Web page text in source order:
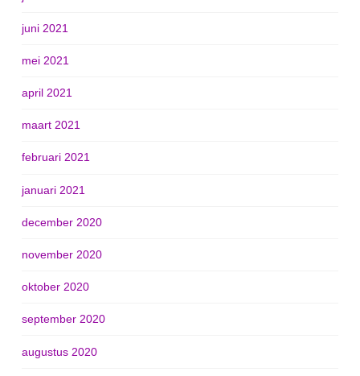
juni 2021
mei 2021
april 2021
maart 2021
februari 2021
januari 2021
december 2020
november 2020
oktober 2020
september 2020
augustus 2020